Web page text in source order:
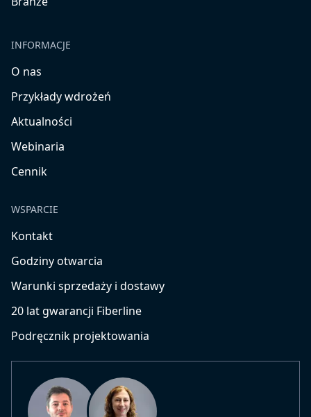
INFORMACJE
O nas
Przykłady wdrożeń
Aktualności
Webinaria
Cennik
WSPARCIE
Kontakt
Godziny otwarcia
Warunki sprzedaży i dostawy
20 lat gwarancji Fiberline
Podręcznik projektowania